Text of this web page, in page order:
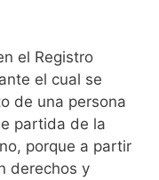
el Registro
el cual se
de una persona
partida de la
porque a partir
derechos y